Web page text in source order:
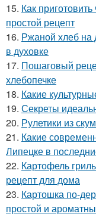
15. Как
простой рецепт
16. Ржаной хлеб на
в духовке
17. Пошаговый
хлебопечке
18. Какие
19. Секреты
20. Рулетики из
21. Какие
Липецке в
22. Картофель
рецепт для дома
23. Картошка по-
простой и